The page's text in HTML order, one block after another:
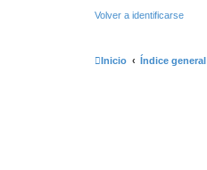
Volver a identificarse
Inicio Índice general